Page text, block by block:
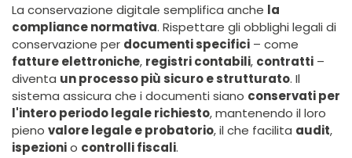
La conservazione digitale semplifica anche la
compliance normativa. Rispettare gli obblighi legali di
conservazione per documenti specifici – come
fatture elettroniche, registri contabili, contratti –
diventa un processo più sicuro e strutturato. Il
sistema assicura che i documenti siano conservati per
l'intero periodo legale richiesto, mantenendo il loro
pieno valore legale e probatorio, il che facilita audit,
ispezionio controlli fiscali.